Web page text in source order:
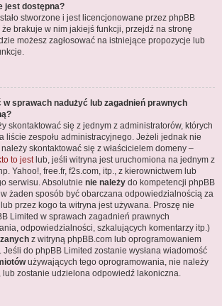
jest dostępna?
stworzone i jest licencjonowane przez phpBB
brakuje w nim jakiejś funkcji, przejdź na stronę
możesz zagłosować na istniejące propozycje lub
sprawach nadużyć lub zagadnień prawnych
skontaktować się z jednym z administratorów, których
liście zespołu administracyjnego. Jeżeli jednak nie
skontaktować się z właścicielem domeny –
to jest lub, jeśli witryna jest uruchomiona na jednym z
Yahoo!, free.fr, f2s.com, itp., z kierownictwem lub
serwisu. Absolutnie nie należy do kompetencji phpBB
żaden sposób być obarczana odpowiedzialnością za
przez kogo ta witryna jest używana. Proszę nie
Limited w sprawach zagadnień prawnych
odpowiedzialności, szkalujących komentarzy itp.)
z witryną phpBB.com lub oprogramowaniem
do phpBB Limited zostanie wysłana wiadomość
używających tego oprogramowania, nie należy
zostanie udzielona odpowiedź lakoniczna.